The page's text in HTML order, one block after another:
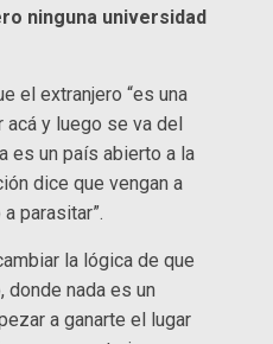
ninguna universidad
el extranjero “es una
acá y luego se va del
es un país abierto a la
dice que vengan a
parasitar”.
la lógica de que
nada es un
a ganarte el lugar